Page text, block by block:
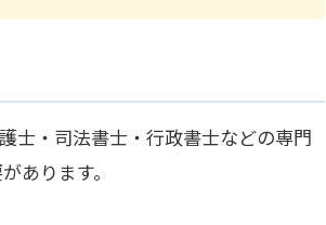
士・司法書士・行政書士などの専門
あります。